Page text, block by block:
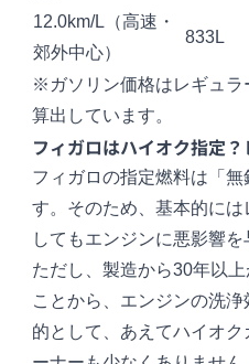
12.0km/L（高速・
郊外中心）
833L
※ガソリン価格はレギュラ
算出しています。
フィガロはハイオク指定
フィガロの指定燃料は「
す。そのため、基本的に
してもエンジンに悪影響を
ただし、製造から30年以
ことから、エンジンの洗
的として、あえてハイオ